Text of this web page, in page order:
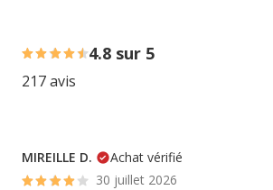
4.8 sur 5
217 avis
81% des personnes lont noté avec
MIREILLE D.
Achat vérifié
30 juillet 2026